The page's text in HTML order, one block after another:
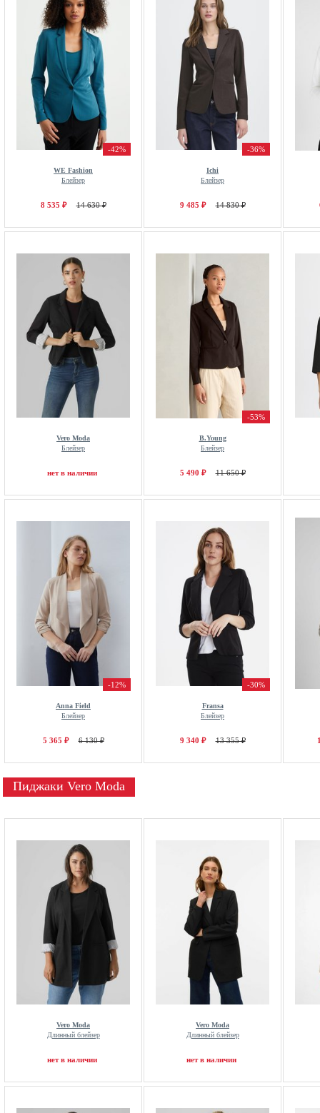
-42%
WE Fashion
Блейзер
8 535 ₽ 14 630 ₽
-36%
Ichi
Блейзер
9 485 ₽ 14 830 ₽
Vero Moda
Блейзер
нет в наличии
-53%
B.Young
Блейзер
5 490 ₽ 11 650 ₽
-12%
Anna Field
Блейзер
5 365 ₽ 6 130 ₽
-30%
Fransa
Блейзер
9 340 ₽ 13 355 ₽
Пиджаки Vero Moda
Vero Moda
Длинный блейзер
нет в наличии
Vero Moda
Длинный блейзер
нет в наличии